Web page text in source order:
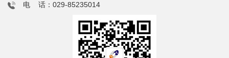
电 话：029-85235014